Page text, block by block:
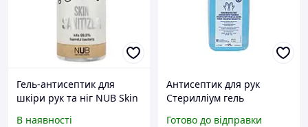
Гель-антисептик для
шкіри рук та ніг NUB Skin
В наявності
Антисептик для рук
Стерилліум гель
Готово до відправки